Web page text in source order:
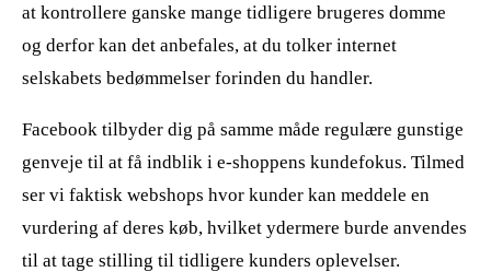
at kontrollere ganske mange tidligere brugeres domme
og derfor kan det anbefales, at du tolker internet
selskabets bedømmelser forinden du handler.
Facebook tilbyder dig på samme måde regulære gunstige
genveje til at få indblik i e-shoppens kundefokus. Tilmed
ser vi faktisk webshops hvor kunder kan meddele en
vurdering af deres køb, hvilket ydermere burde anvendes
til at tage stilling til tidligere kunders oplevelser.